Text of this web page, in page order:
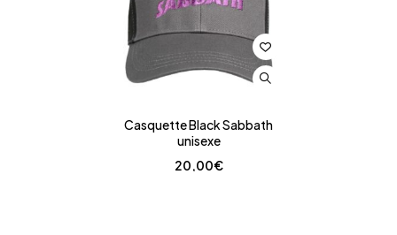
Casquette Black Sabbath
unisexe
20,00€